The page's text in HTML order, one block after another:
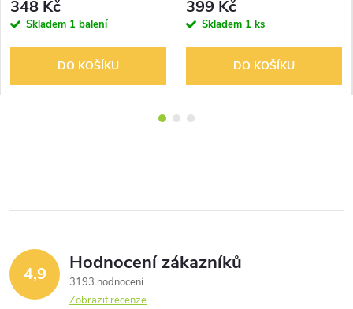
348 Kč
Skladem 1 balení
DO KOŠÍKU
399 Kč
Skladem 1 ks
DO KOŠÍKU
4,9 Hodnocení zákazníků
3193 hodnocení
Zobrazit recenze